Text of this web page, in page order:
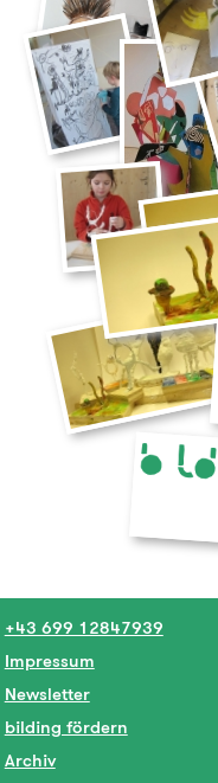
+43 699 12847939
Impressum
Newsletter
bilding fördern
Archiv